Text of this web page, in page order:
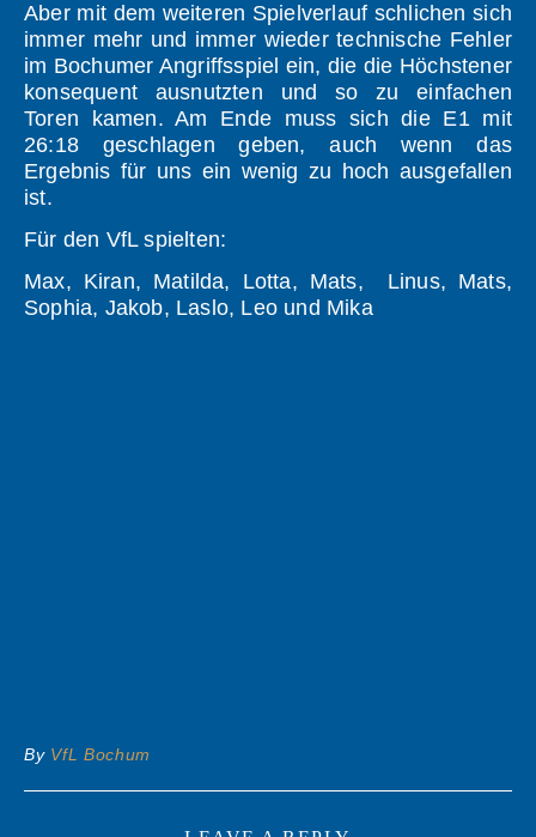
Aber mit dem weiteren Spielverlauf schlichen sich
immer mehr und immer wieder technische Fehler
im Bochumer Angriffsspiel ein, die die Höchstener
konsequent ausnutzten und so zu einfachen
Toren kamen. Am Ende muss sich die E1 mit
26:18 geschlagen geben, auch wenn das
Ergebnis für uns ein wenig zu hoch ausgefallen
ist.
Für den VfL spielten:
Max, Kiran, Matilda, Lotta, Mats, Linus, Mats,
Sophia, Jakob, Laslo, Leo und Mika
By VfL Bochum